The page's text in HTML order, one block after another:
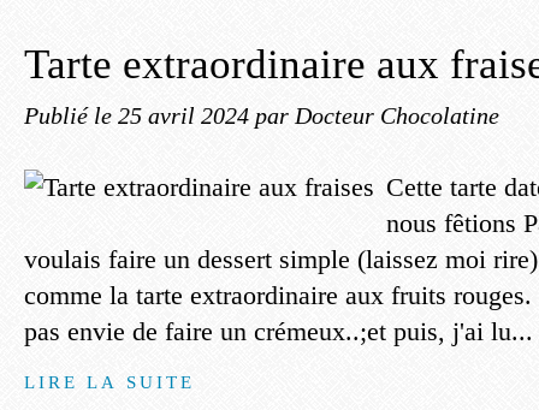
Tarte extraordinaire aux
Publié le 25 avril 2024 par Docteur Chocolatine
Cette tarte
nous fêtions
voulais faire un dessert simple (laissez moi
comme la tarte extraordinaire aux fruits
pas envie de faire un crémeux..;et puis, j'ai lu...
LIRE LA SUITE